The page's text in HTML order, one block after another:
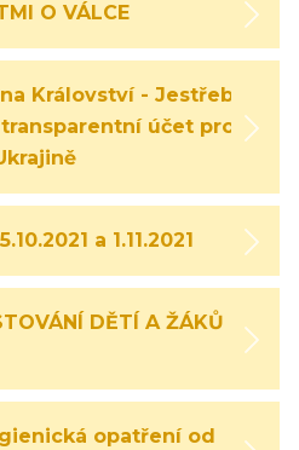
O VÁLCE
Království - Jestřebí
účet pro
a 1.11.2021
DĚTÍ A ŽÁKŮ
opatření od